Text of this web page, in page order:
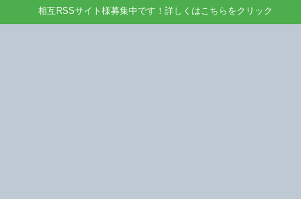
相互RSSサイト様募集中です！詳しくはこちらをクリック